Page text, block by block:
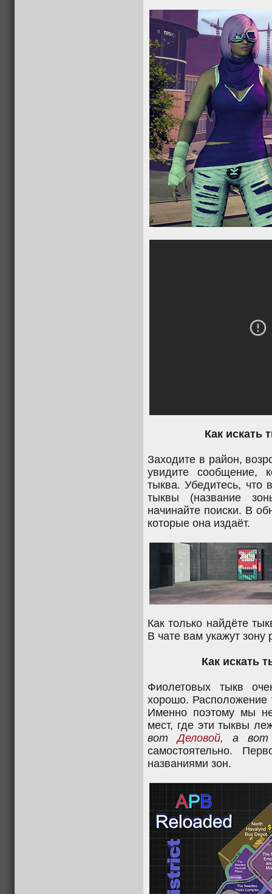
Как искать
Заходите в район,
увидите сообщение,
тыква. Убедитесь,
тыквы (название
начинайте поиски. В
которые она издаёт.
Как только найдёте
В чате вам укажут
Как искать
Фиолетовых тыкв
хорошо. Расположение
Именно поэтому мы
мест, где эти тыквы
вотДеловой, а
самостоятельно.
названиями зон.